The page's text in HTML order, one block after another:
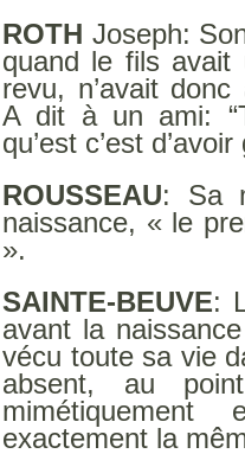
ROTH Joseph:
quand le fils avait
revu, n’avait
A dit à un ami:
qu’est c’est
ROUSSEAU: Sa
naissance, « le
».
SAINTE-BEUVE:
avant la
vécu toute sa vie
absent, au
exactement la